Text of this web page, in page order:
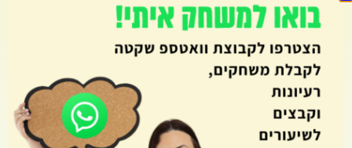
בעיות מילוליות
בעלי חיים
ברחבי העולם
ברקודים
גיבוש
גיל הרך
גלגל המזל רגשות